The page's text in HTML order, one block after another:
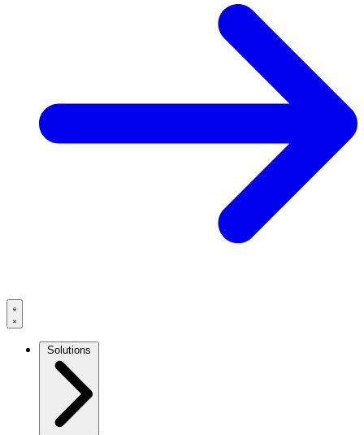
Solutions